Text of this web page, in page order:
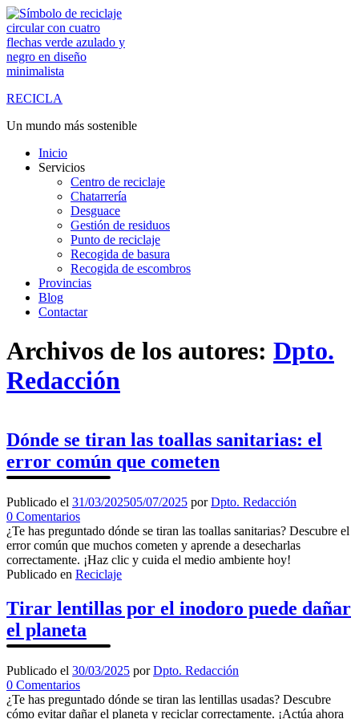
Saltar
al
contenido
RECICLA
Un mundo más sostenible
Inicio
Servicios
Centro de reciclaje
Chatarrería
Desguace
Gestión de residuos
Punto de reciclaje
Recogida de basura
Recogida de escombros
Provincias
Blog
Contactar
Archivos de los autores: Dpto.
Redacción
Dónde se tiran las toallas sanitarias: el
error común que cometen
Publicado el 31/03/202505/07/2025 por Dpto. Redacción
0 Comentariosen
Dónde
se
tiran
las
sanitarias:
el
error
común
cometen
¿Te has preguntado dónde se tiran las toallas sanitarias? Descubre el
error común que muchos cometen y aprende a desecharlas
correctamente. ¡Haz clic y cuida el medio ambiente hoy!
Publicado en Reciclaje
Tirar lentillas por el inodoro puede dañar
el planeta
Publicado el 30/03/2025 por Dpto. Redacción
0 Comentariosen
Tirar
lentillas
¿Te has preguntado dónde se tiran las lentillas usadas? Descubre
cómo evitar dañar el planeta y reciclar correctamente. ¡Actúa ahora